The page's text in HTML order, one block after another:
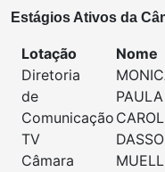
Estágios Ativos da
Lotação
Diretoria
de
Comunicação
TV
Câmara
Nome